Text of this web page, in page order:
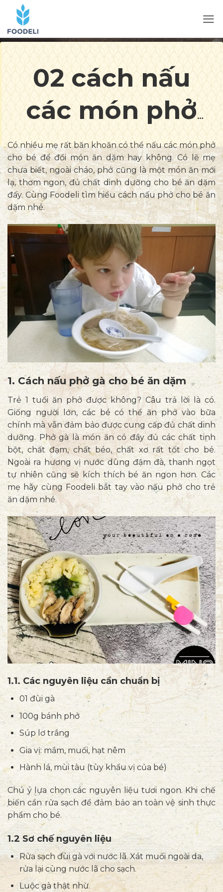
02 cách nấu
các món phở
cho bé ăn dặm
thơm ngon, đủ
chất dinh
dưỡng
Có nhiều mẹ rất băn khoăn có thể nấu các món phở
cho bé để đổi món ăn dặm hay không. Có lẽ mẹ
chưa biết, ngoài cháo, phở cũng là một món ăn mới
lạ, thơm ngon, đủ chất dinh dưỡng cho bé ăn dặm
đấy. Cùng Foodeli tìm hiểu cách nấu phở cho bé ăn
dặm nhé.
1. Cách nấu phở gà cho bé ăn dặm
Trẻ 1 tuổi ăn phở được không? Câu trả lời là có.
Giống người lớn, các bé có thể ăn phở vào bữa
chính mà vẫn đảm bảo được cung cấp đủ chất dinh
dưỡng. Phở gà là món ăn có đầy đủ các chất tinh
bột, chất đạm, chất béo, chất xơ rất tốt cho bé.
Ngoài ra hương vị nước dùng đậm đà, thanh ngọt
tự nhiên cũng sẽ kích thích bé ăn ngon hơn. Các
mẹ hãy cùng Foodeli bắt tay vào nấu phở cho trẻ
ăn dặm nhé.
1.1. Các nguyên liệu cần chuẩn bị
01 đùi gà
100g bánh phở
Súp lơ trắng
Gia vị: mắm, muối, hạt nêm
Hành lá, mùi tàu (tùy khẩu vị của bé)
Chú ý lựa chọn các nguyên liệu tươi ngon. Khi chế
biến cần rửa sạch để đảm bảo an toàn vệ sinh thực
phẩm cho bé.
1.2 Sơ chế nguyên liệu
Rửa sạch đùi gà với nước lã. Xát muối ngoài da,
rửa lại cùng nước lã cho sạch.
Luộc gà thật nhừ.